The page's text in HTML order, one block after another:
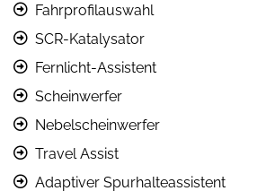
Fahrprofilauswahl
SCR-Katalysator
Fernlicht-Assistent
Scheinwerfer
Nebelscheinwerfer
Travel Assist
Adaptiver Spurhalteassistent